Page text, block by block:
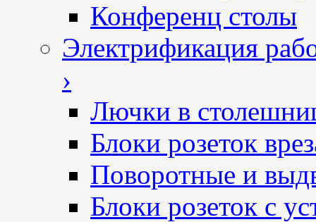
Конференц столы
Электрификация
›
Лючки в
Блоки розеток
Поворотные и
Блоки розеток с